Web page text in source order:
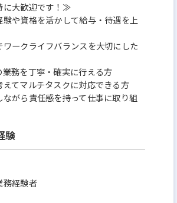
に大歓迎です！≫
や資格を活かして給与・待遇を上
ークライフバランスを大切にした
務を丁寧・確実に行える方
てマルチタスクに対応できる方
がら責任感を持って仕事に取り組
験
務経験者